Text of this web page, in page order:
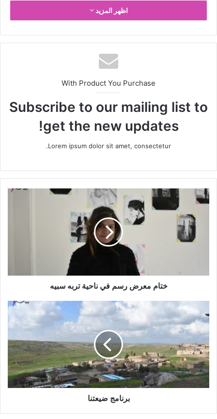
من أطار الظلم وأصبحت صاحبة قرار لنفسها.
اظهر المزيد
With Product You Purchase
Subscribe to our mailing list to
get the new updates!
Lorem ipsum dolor sit amet, consectetur.
ختام
معرض
ختام معرض رسم في ناحية تربه سبيه
ضيعتنا
برنامج ضيعتنا